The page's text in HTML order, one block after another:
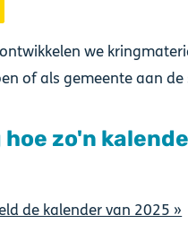
we
of als gemeente aan de
zo'n
de kalender van 2025 »